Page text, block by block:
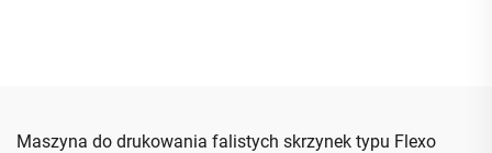
Maszyna do drukowania falistych skrzynek typu Flexo